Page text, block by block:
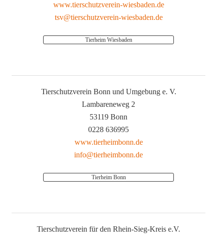
www.tierschutzverein-wiesbaden.de
tsv@tierschutzverein-wiesbaden.de
Tierheim Wiesbaden
Tierschutzverein Bonn und Umgebung e. V.
Lambareneweg 2
53119 Bonn
0228 636995
www.tierheimbonn.de
info@tierheimbonn.de
Tierheim Bonn
Tierschutzverein für den Rhein-Sieg-Kreis e.V.